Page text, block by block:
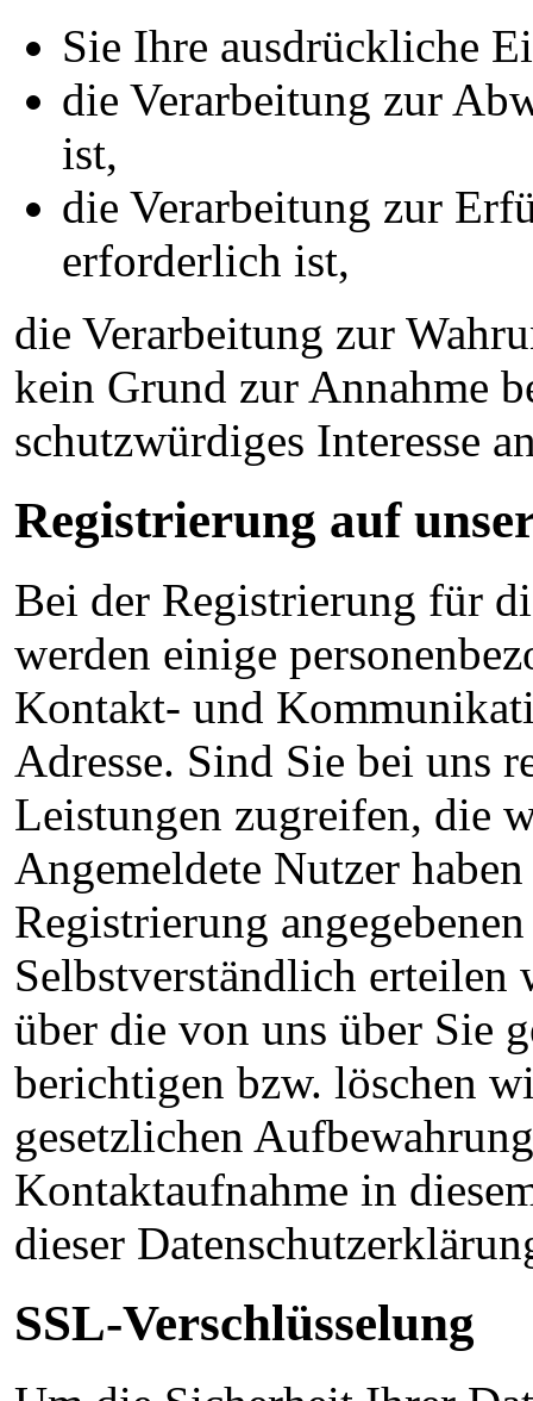
Sie Ihre ausdrückliche
die Verarbeitung zur
ist,
die Verarbeitung zur
erforderlich ist,
die Verarbeitung zur
kein Grund zur Annahme
schutzwürdiges Interesse
Registrierung auf
Bei der Registrierung für
werden einige
Kontakt- und
Adresse. Sind Sie bei uns
Leistungen zugreifen, die
Angemeldete Nutzer
Registrierung
Selbstverständlich
über die von uns über Sie
berichtigen bzw. löschen
gesetzlichen
Kontaktaufnahme in
dieser
SSL-Verschlüsselung